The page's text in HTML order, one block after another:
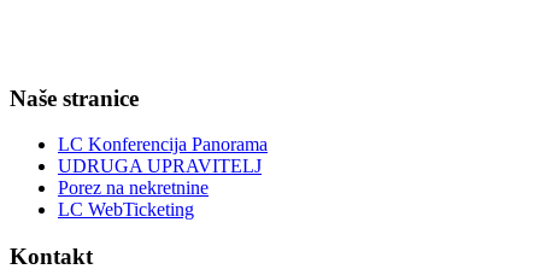
Naše stranice
LC Konferencija Panorama
UDRUGA UPRAVITELJ
Porez na nekretnine
LC WebTicketing
Kontakt